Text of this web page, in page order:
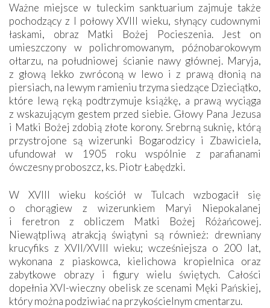
Ważne miejsce w tuleckim sanktuarium zajmuje także
pochodzący z I połowy XVIII wieku, słynący cudownymi
łaskami, obraz Matki Bożej Pocieszenia. Jest on
umieszczony w polichromowanym, późnobarokowym
ołtarzu, na południowej ścianie nawy głównej. Maryja,
z głową lekko zwróconą w lewo i z prawą dłonią na
piersiach, na lewym ramieniu trzyma siedzące Dzieciątko,
które lewą ręką podtrzymuje książkę, a prawą wyciąga
z wskazującym gestem przed siebie. Głowy Pana Jezusa
i Matki Bożej zdobią złote korony. Srebrną suknię, którą
przystrojone są wizerunki Bogarodzicy i Zbawiciela,
ufundował w 1905 roku wspólnie z parafianami
ówczesny proboszcz, ks. Piotr Łabędzki.
W XVIII wieku kościół w Tulcach wzbogacił się
o chorągiew z wizerunkiem Maryi Niepokalanej
i feretron z obliczem Matki Bożej Różańcowej.
Niewątpliwą atrakcją świątyni są również: drewniany
krucyfiks z XVII/XVIII wieku; wcześniejsza o 200 lat,
wykonana z piaskowca, kielichowa kropielnica oraz
zabytkowe obrazy i figury wielu świętych. Całości
dopełnia XVI-wieczny obelisk ze scenami Męki Pańskiej,
który można podziwiać na przykościelnym cmentarzu.